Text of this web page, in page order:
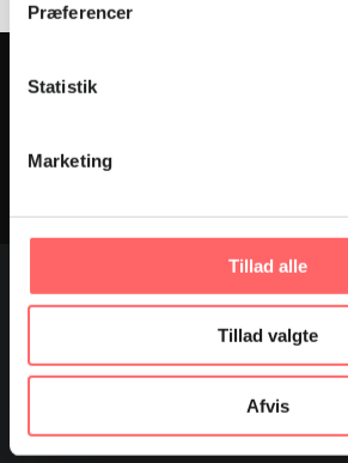
Præferencer
Statistik
Marketing
Tillad alle
Tillad valgte
Afvis
Tilmeld dig vores nyhedsbrev